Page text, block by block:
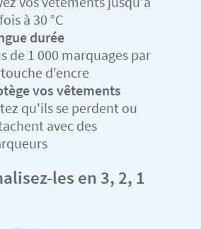
à 30 °C
durée
de 1 000 marquages par
d'encre
vos vêtements
qu'ils se perdent ou
avec des
les en 3, 2, 1